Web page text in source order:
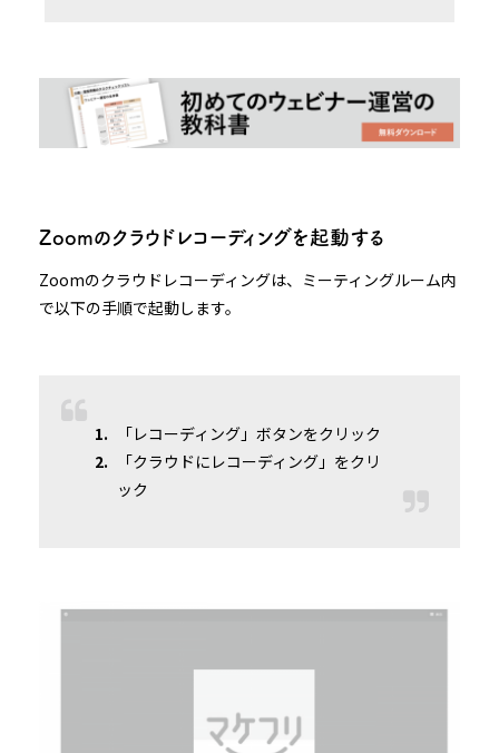
Zoomのクラウドレコーディングを起動する
Zoomのクラウドレコーディングは、ミーティングルーム内
で以下の手順で起動します。
「レコーディング」ボタンをクリック
「クラウドにレコーディング」をクリ
ック